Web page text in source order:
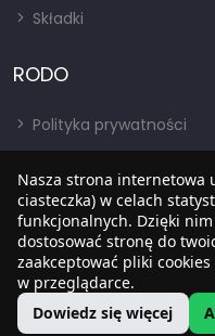
Składki
RODO
Polityka prywatności
RODO
BIP
Copyright © 2022 SIA.
Nasza strona internetowa
ciasteczka) w celach
funkcjonalnych. Dzięki
dostosować stronę do
zaakceptować pliki
w przeglądarce.
Dowiedz się więcej